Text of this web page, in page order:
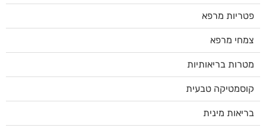
פטריות מרפא
צמחי מרפא
מטרות בריאותיות
קוסמטיקה טבעית
בריאות מינית